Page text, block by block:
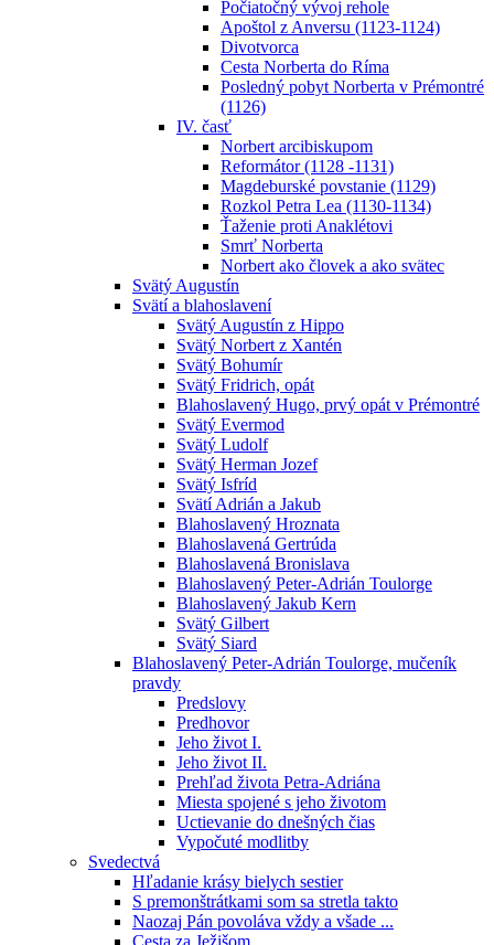
Počiatočný vývoj rehole
Apoštol z Anversu (1123-1124)
Divotvorca
Cesta Norberta do Ríma
Posledný pobyt Norberta v Prémontré
(1126)
IV. časť
Norbert arcibiskupom
Reformátor (1128 -1131)
Magdeburské povstanie (1129)
Rozkol Petra Lea (1130-1134)
Ťaženie proti Anaklétovi
Smrť Norberta
Norbert ako človek a ako svätec
Svätý Augustín
Svätí a blahoslavení
Svätý Augustín z Hippo
Svätý Norbert z Xantén
Svätý Bohumír
Svätý Fridrich, opát
Blahoslavený Hugo, prvý opát v Prémontré
Svätý Evermod
Svätý Ludolf
Svätý Herman Jozef
Svätý Isfríd
Svätí Adrián a Jakub
Blahoslavený Hroznata
Blahoslavená Gertrúda
Blahoslavená Bronislava
Blahoslavený Peter-Adrián Toulorge
Blahoslavený Jakub Kern
Svätý Gilbert
Svätý Siard
Blahoslavený Peter-Adrián Toulorge, mučeník
pravdy
Predslovy
Predhovor
Jeho život I.
Jeho život II.
Prehľad života Petra-Adriána
Miesta spojené s jeho životom
Uctievanie do dnešných čias
Vypočuté modlitby
Svedectvá
Hľadanie krásy bielych sestier
S premonštrátkami som sa stretla takto
Naozaj Pán povoláva vždy a všade ...
Cesta za Ježišom